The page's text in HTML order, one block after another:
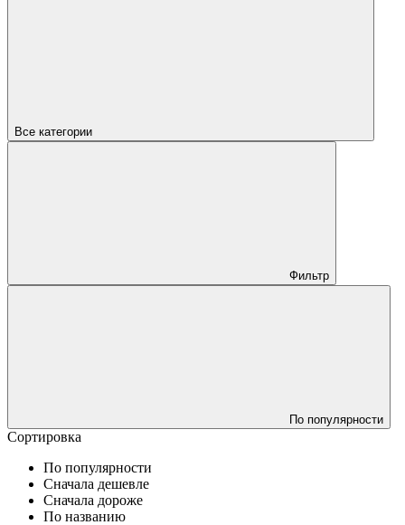
Все категории
Фильтр
По популярности
Сортировка
По популярности
Сначала дешевле
Сначала дороже
По названию